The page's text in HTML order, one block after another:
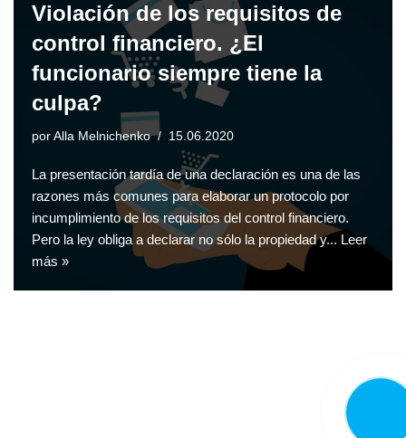
Violación de los requisitos de
control financiero. ¿El
funcionario siempre tiene la
culpa?
por Alla Melnichenko 15.06.2020
La presentación tardía de una declaración es una de las
razones más comunes para elaborar un protocolo por
incumplimiento de los requisitos del control financiero.
Pero la ley obliga a declarar no sólo la propiedad y... Leer
más »